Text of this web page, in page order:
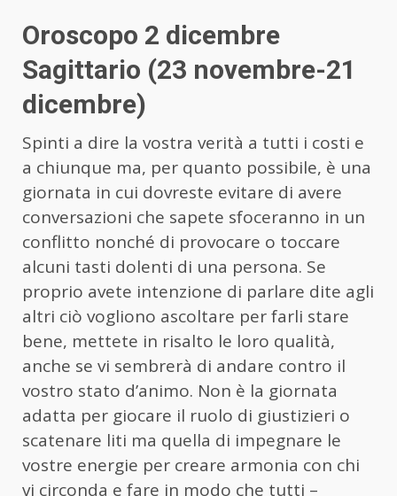
Oroscopo 2 dicembre
Sagittario (23 novembre-21
dicembre)
Spinti a dire la vostra verità a tutti i costi e
a chiunque ma, per quanto possibile, è una
giornata in cui dovreste evitare di avere
conversazioni che sapete sfoceranno in un
conflitto nonché di provocare o toccare
alcuni tasti dolenti di una persona. Se
proprio avete intenzione di parlare dite agli
altri ciò vogliono ascoltare per farli stare
bene, mettete in risalto le loro qualità,
anche se vi sembrerà di andare contro il
vostro stato d’animo. Non è la giornata
adatta per giocare il ruolo di giustizieri o
scatenare liti ma quella di impegnare le
vostre energie per creare armonia con chi
vi circonda e fare in modo che tutti –